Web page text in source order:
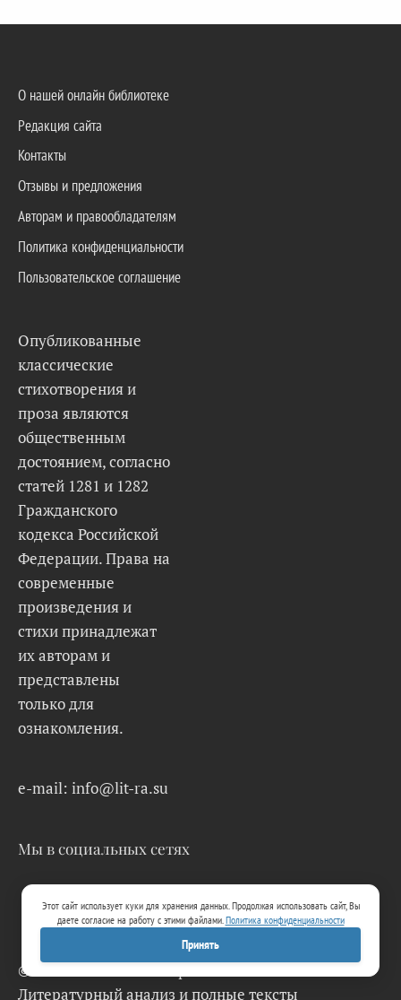
О нашей онлайн библиотеке
Редакция сайта
Контакты
Отзывы и предложения
Авторам и правообладателям
Политика конфиденциальности
Пользовательское соглашение
Опубликованные
классические
стихотворения и
проза являются
общественным
достоянием, согласно
статей 1281 и 1282
Гражданского
кодекса Российской
Федерации. Права на
современные
произведения и
стихи принадлежат
их авторам и
представлены
только для
ознакомления.
e-mail: info@lit-ra.su
Мы в социальных сетях
© 2026 Lit-Ra.su. Электронная библиотека.
Литературный анализ и полные тексты
Этот сайт использует куки для хранения данных. Продолжая использовать сайт, Вы
даете согласие на работу с этими файлами.Политика конфиденциальности
Принять